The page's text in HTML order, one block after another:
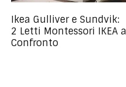
Ikea Gulliver e Sundvik:
2 Letti Montessori IKEA a
Confronto